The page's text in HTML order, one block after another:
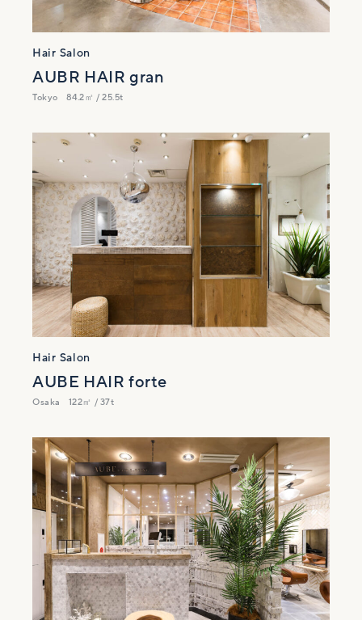
Hair Salon
AUBR HAIR gran
Tokyo 84.2㎡ / 25.5t
Hair Salon
AUBE HAIR forte
Osaka 122㎡ / 37t